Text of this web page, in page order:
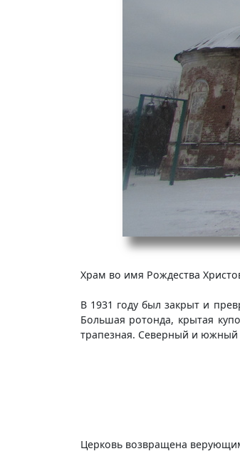
Храм во имя Рождества
В 1931 году был закрыт и
Большая ротонда, крытая
трапезная. Северный и южный
Церковь возвращена